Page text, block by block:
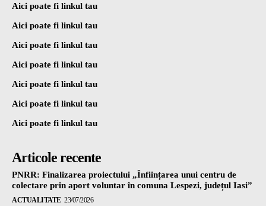
Aici poate fi linkul tau
Aici poate fi linkul tau
Aici poate fi linkul tau
Aici poate fi linkul tau
Aici poate fi linkul tau
Aici poate fi linkul tau
Aici poate fi linkul tau
Articole recente
PNRR: Finalizarea proiectului „Înființarea unui centru de
colectare prin aport voluntar în comuna Lespezi, județul Iasi”
ACTUALITATE 23/07/2026